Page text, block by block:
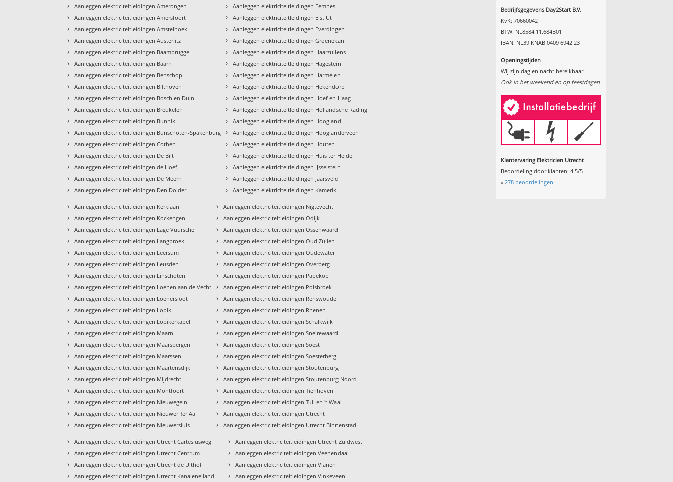
› Aanleggen elektriciteitleidingen Amerongen
› Aanleggen elektriciteitleidingen Amersfoort
› Aanleggen elektriciteitleidingen Amstelhoek
› Aanleggen elektriciteitleidingen Austerlitz
› Aanleggen elektriciteitleidingen Baambrugge
› Aanleggen elektriciteitleidingen Baarn
› Aanleggen elektriciteitleidingen Benschop
› Aanleggen elektriciteitleidingen Bilthoven
› Aanleggen elektriciteitleidingen Bosch en Duin
› Aanleggen elektriciteitleidingen Breukelen
› Aanleggen elektriciteitleidingen Bunnik
› Aanleggen elektriciteitleidingen Bunschoten-Spakenburg
› Aanleggen elektriciteitleidingen Cothen
› Aanleggen elektriciteitleidingen De Bilt
› Aanleggen elektriciteitleidingen de Hoef
› Aanleggen elektriciteitleidingen De Meern
› Aanleggen elektriciteitleidingen Den Dolder
› Aanleggen elektriciteitleidingen Eemnes
› Aanleggen elektriciteitleidingen Elst Ut
› Aanleggen elektriciteitleidingen Everdingen
› Aanleggen elektriciteitleidingen Groenekan
› Aanleggen elektriciteitleidingen Haarzuilens
› Aanleggen elektriciteitleidingen Hagestein
› Aanleggen elektriciteitleidingen Harmelen
› Aanleggen elektriciteitleidingen Hekendorp
› Aanleggen elektriciteitleidingen Hoef en Haag
› Aanleggen elektriciteitleidingen Hollandsche Rading
› Aanleggen elektriciteitleidingen Hoogland
› Aanleggen elektriciteitleidingen Hooglanderveen
› Aanleggen elektriciteitleidingen Houten
› Aanleggen elektriciteitleidingen Huis ter Heide
› Aanleggen elektriciteitleidingen IJsselstein
› Aanleggen elektriciteitleidingen Jaarsveld
› Aanleggen elektriciteitleidingen Kamerik
› Aanleggen elektriciteitleidingen Kerklaan
› Aanleggen elektriciteitleidingen Kockengen
› Aanleggen elektriciteitleidingen Lage Vuursche
› Aanleggen elektriciteitleidingen Langbroek
› Aanleggen elektriciteitleidingen Leersum
› Aanleggen elektriciteitleidingen Leusden
› Aanleggen elektriciteitleidingen Linschoten
› Aanleggen elektriciteitleidingen Loenen aan de Vecht
› Aanleggen elektriciteitleidingen Loenersloot
› Aanleggen elektriciteitleidingen Lopik
› Aanleggen elektriciteitleidingen Lopikerkapel
› Aanleggen elektriciteitleidingen Maarn
› Aanleggen elektriciteitleidingen Maarsbergen
› Aanleggen elektriciteitleidingen Maarssen
› Aanleggen elektriciteitleidingen Maartensdijk
› Aanleggen elektriciteitleidingen Mijdrecht
› Aanleggen elektriciteitleidingen Montfoort
› Aanleggen elektriciteitleidingen Nieuwegein
› Aanleggen elektriciteitleidingen Nieuwer Ter Aa
› Aanleggen elektriciteitleidingen Nieuwersluis
› Aanleggen elektriciteitleidingen Nigtevecht
› Aanleggen elektriciteitleidingen Odijk
› Aanleggen elektriciteitleidingen Ossenwaard
› Aanleggen elektriciteitleidingen Oud Zuilen
› Aanleggen elektriciteitleidingen Oudewater
› Aanleggen elektriciteitleidingen Overberg
› Aanleggen elektriciteitleidingen Papekop
› Aanleggen elektriciteitleidingen Polsbroek
› Aanleggen elektriciteitleidingen Renswoude
› Aanleggen elektriciteitleidingen Rhenen
› Aanleggen elektriciteitleidingen Schalkwijk
› Aanleggen elektriciteitleidingen Snelrewaard
› Aanleggen elektriciteitleidingen Soest
› Aanleggen elektriciteitleidingen Soesterberg
› Aanleggen elektriciteitleidingen Stoutenburg
› Aanleggen elektriciteitleidingen Stoutenburg Noord
› Aanleggen elektriciteitleidingen Tienhoven
› Aanleggen elektriciteitleidingen Tull en 't Waal
› Aanleggen elektriciteitleidingen Utrecht
› Aanleggen elektriciteitleidingen Utrecht Binnenstad
› Aanleggen elektriciteitleidingen Utrecht Cartesiusweg
› Aanleggen elektriciteitleidingen Utrecht Centrum
› Aanleggen elektriciteitleidingen Utrecht de Uithof
› Aanleggen elektriciteitleidingen Utrecht Kanaleneiland
› Aanleggen elektriciteitleidingen Utrecht Zuidwest
› Aanleggen elektriciteitleidingen Veenendaal
› Aanleggen elektriciteitleidingen Vianen
› Aanleggen elektriciteitleidingen Vinkeveen
Bedrijfsgegevens Day2Start B.V.
KvK: 70660042
BTW: NL8584.11.684B01
IBAN: NL39 KNAB 0409 6942 23
Openingstijden
Wij zijn dag en nacht bereikbaar!
Ook in het weekend en op feestdagen
Klantervaring Elektricien Utrecht
Beoordeling door klanten: 4.5/5
» 278beoordelingen